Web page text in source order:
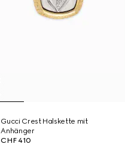
Gucci Crest Halskette mit
Anhänger
CHF 410